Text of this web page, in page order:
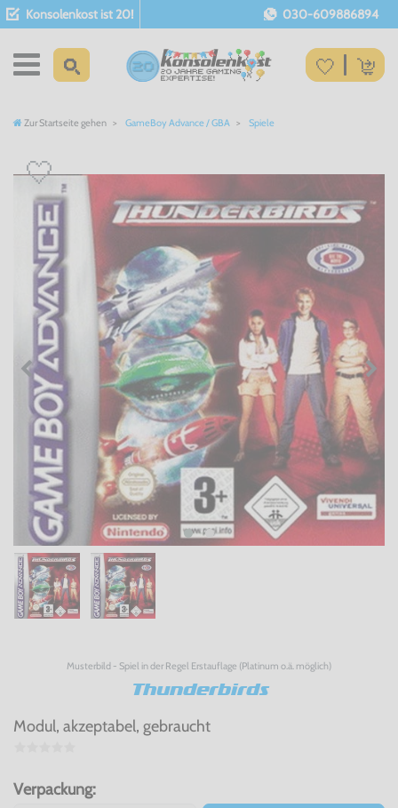
Konsolenkost ist 20! 030-609886894
Zur Startseite gehen GameBoy Advance / GBA Spiele
Musterbild - Spiel in der Regel Erstauflage (Platinum o.ä. möglich)
Thunderbirds
Modul, akzeptabel, gebraucht
Verpackung: